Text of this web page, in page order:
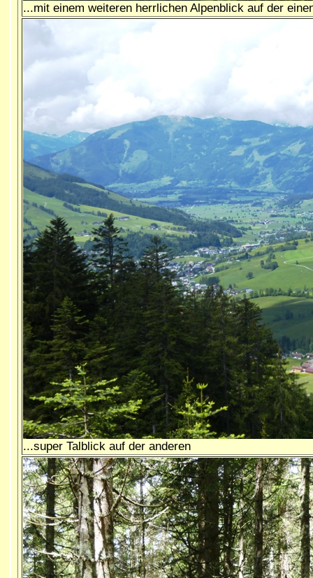
...mit einem weiteren herrlichen Alpenblick auf der
...super Talblick auf der anderen